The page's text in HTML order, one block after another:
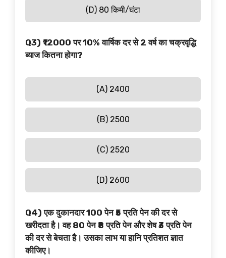
(D) 80 किमी/घंटा
Q3) ₹12000 पर 10% वार्षिक दर से 2 वर्ष का चक्रवृद्धि
ब्याज कितना होगा?
(A) ₹2400
(B) ₹2500
(C) ₹2520
(D) ₹2600
Q4) एक दुकानदार 100 पेन ₹5 प्रति पेन की दर से
खरीदता है। वह 80 पेन ₹8 प्रति पेन और शेष ₹3 प्रति पेन
की दर से बेचता है। उसका लाभ या हानि प्रतिशत ज्ञात
कीजिए।